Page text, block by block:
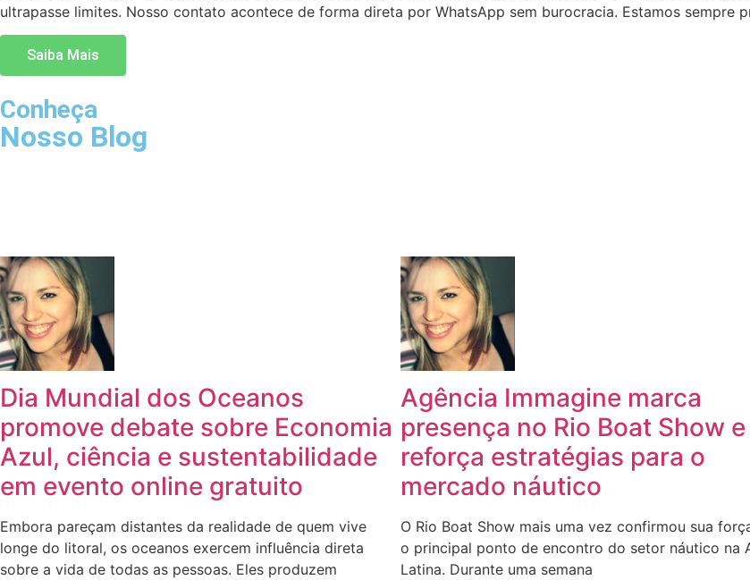
ultrapasse limites. Nosso contato acontece de forma direta por WhatsApp sem burocracia. Estamos sempre
Saiba Mais
Conheça
Nosso Blog
Dia Mundial dos Oceanos
promove debate sobre Economia
Azul, ciência e sustentabilidade
em evento online gratuito
Embora pareçam distantes da realidade de quem vive
longe do litoral, os oceanos exercem influência direta
sobre a vida de todas as pessoas. Eles produzem
Agência Immagine marca
presença no Rio Boat Show e
reforça estratégias para o
mercado náutico
O Rio Boat Show mais uma vez confirmou sua
o principal ponto de encontro do setor náutico na
Latina. Durante uma semana